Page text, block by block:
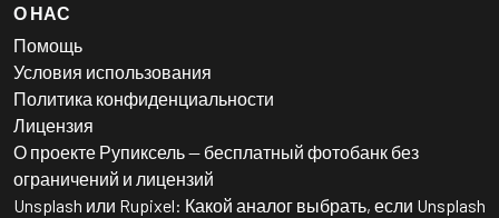
О НАС
Помощь
Условия использования
Политика конфиденциальности
Лицензия
О проекте Рупиксель — бесплатный фотобанк без
ограничений и лицензий
Unsplash или Rupixel: Какой аналог выбрать, если Unsplash